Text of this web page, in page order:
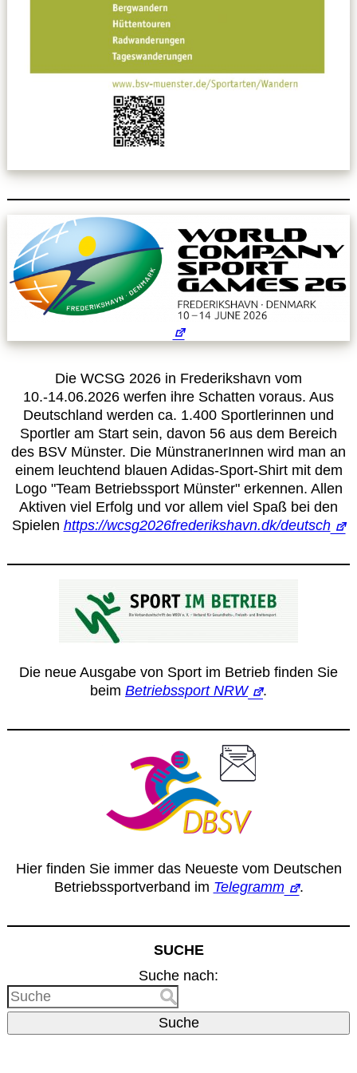
Die WCSG 2026 in Frederikshavn vom
10.-14.06.2026 werfen ihre Schatten voraus. Aus
Deutschland werden ca. 1.400 Sportlerinnen und
Sportler am Start sein, davon 56 aus dem Bereich
des BSV Münster. Die MünstranerInnen wird man an
einem leuchtend blauen Adidas-Sport-Shirt mit dem
Logo "Team Betriebssport Münster" erkennen. Allen
Aktiven viel Erfolg und vor allem viel Spaß bei den
Spielen https://wcsg2026frederikshavn.dk/deutsch
Die neue Ausgabe von Sport im Betrieb finden Sie
beim Betriebssport NRW .
Hier finden Sie immer das Neueste vom Deutschen
Betriebssportverband im Telegramm .
SUCHE
Suche nach:
Suche